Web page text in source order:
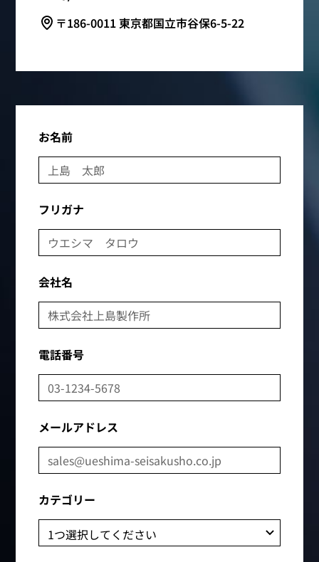
〒186-0011 東京都国立市谷保6-5-22
お名前
フリガナ
会社名
電話番号
メールアドレス
カテゴリー